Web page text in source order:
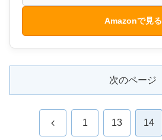
Amazonで見る
次のページ
前 1 13 14